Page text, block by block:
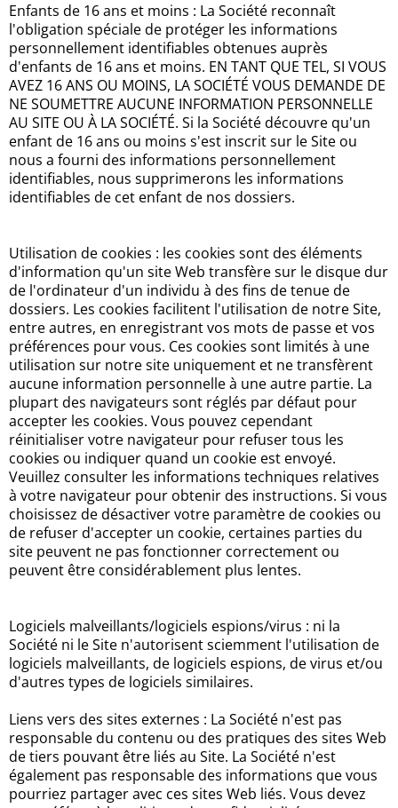
Enfants de 16 ans et moins : La Société reconnaît
l'obligation spéciale de protéger les informations
personnellement identifiables obtenues auprès
d'enfants de 16 ans et moins. EN TANT QUE TEL, SI VOUS
AVEZ 16 ANS OU MOINS, LA SOCIÉTÉ VOUS DEMANDE DE
NE SOUMETTRE AUCUNE INFORMATION PERSONNELLE
AU SITE OU À LA SOCIÉTÉ. Si la Société découvre qu'un
enfant de 16 ans ou moins s'est inscrit sur le Site ou
nous a fourni des informations personnellement
identifiables, nous supprimerons les informations
identifiables de cet enfant de nos dossiers.
Utilisation de cookies : les cookies sont des éléments
d'information qu'un site Web transfère sur le disque dur
de l'ordinateur d'un individu à des fins de tenue de
dossiers. Les cookies facilitent l'utilisation de notre Site,
entre autres, en enregistrant vos mots de passe et vos
préférences pour vous. Ces cookies sont limités à une
utilisation sur notre site uniquement et ne transfèrent
aucune information personnelle à une autre partie. La
plupart des navigateurs sont réglés par défaut pour
accepter les cookies. Vous pouvez cependant
réinitialiser votre navigateur pour refuser tous les
cookies ou indiquer quand un cookie est envoyé.
Veuillez consulter les informations techniques relatives
à votre navigateur pour obtenir des instructions. Si vous
choisissez de désactiver votre paramètre de cookies ou
de refuser d'accepter un cookie, certaines parties du
site peuvent ne pas fonctionner correctement ou
peuvent être considérablement plus lentes.
Logiciels malveillants/logiciels espions/virus : ni la
Société ni le Site n'autorisent sciemment l'utilisation de
logiciels malveillants, de logiciels espions, de virus et/ou
d'autres types de logiciels similaires.
Liens vers des sites externes : La Société n'est pas
responsable du contenu ou des pratiques des sites Web
de tiers pouvant être liés au Site. La Société n'est
également pas responsable des informations que vous
pourriez partager avec ces sites Web liés. Vous devez